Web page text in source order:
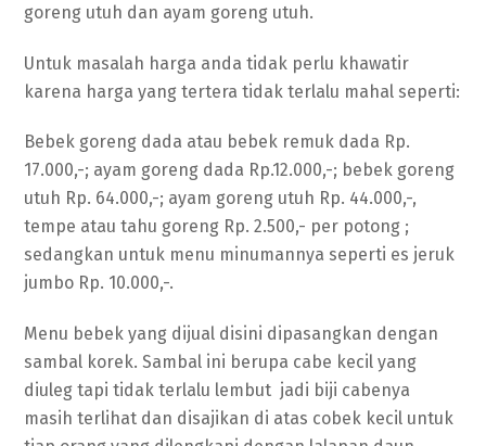
goreng utuh dan ayam goreng utuh.
Untuk masalah harga anda tidak perlu khawatir
karena harga yang tertera tidak terlalu mahal seperti:
Bebek goreng dada atau bebek remuk dada Rp.
17.000,-; ayam goreng dada Rp.12.000,-; bebek goreng
utuh Rp. 64.000,-; ayam goreng utuh Rp. 44.000,-,
tempe atau tahu goreng Rp. 2.500,- per potong ;
sedangkan untuk menu minumannya seperti es jeruk
jumbo Rp. 10.000,-.
Menu bebek yang dijual disini dipasangkan dengan
sambal korek. Sambal ini berupa cabe kecil yang
diuleg tapi tidak terlalu lembut jadi biji cabenya
masih terlihat dan disajikan di atas cobek kecil untuk